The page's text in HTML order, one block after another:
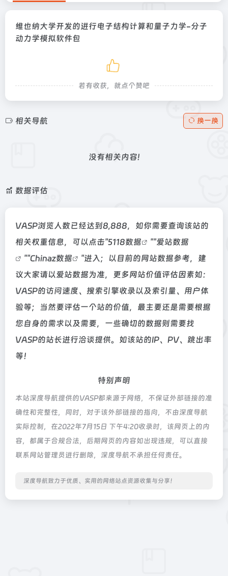
维也纳大学开发的进行电子结构计算和量子力学-分子
动力学模拟软件包
若有收获，就点个赞吧
相关导航 换一换
没有相关内容!
数据评估
VASP浏览人数已经达到8,888，如你需要查询该站的
相关权重信息，可以点击"5118数据 ""爱站数据
""Chinaz数据
"进入；以目前的网站数据参考，建
议大家请以爱站数据为准，更多网站价值评估因素如：
VASP的访问速度、搜索引擎收录以及索引量、用户体
验等；当然要评估一个站的价值，最主要还是需要根据
您自身的需求以及需要，一些确切的数据则需要找
VASP的站长进行洽谈提供。如该站的IP、PV、跳出率
等！
特别声明
本站深度导航提供的VASP都来源于网络，不保证外部链接的准
确性和完整性，同时，对于该外部链接的指向，不由深度导航
实际控制，在2022年7月15日 下午4:20收录时，该网页上的内
容，都属于合规合法，后期网页的内容如出现违规，可以直接
联系网站管理员进行删除，深度导航不承担任何责任。
深度导航致力于优质、实用的网络站点资源收集与分享！